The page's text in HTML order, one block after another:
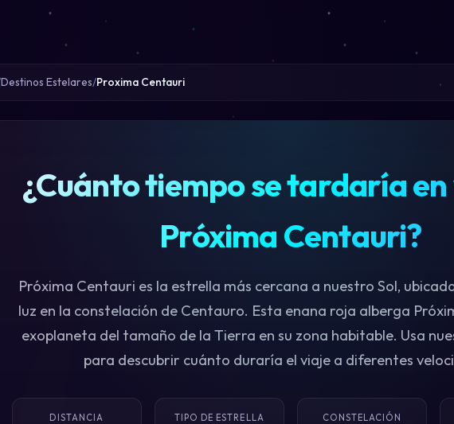
Destinos Estelares Proxima Centauri
¿Cuánto tiempo se tardaría
Próxima Centauri?
Próxima Centauri es la estrella más cercana a nuestro Sol,
luz en la constelación de Centauro. Esta enana roja alberga
exoplaneta del tamaño de la Tierra en su zona habitable. Usa
para descubrir cuánto duraría el viaje a diferentes
DISTANCIA TIPO DE ESTRELLA CONSTELACIÓN